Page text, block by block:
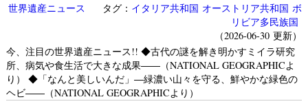
世界遺産ニュース タグ： イタリア共和国 オーストリア共和国 ボ
リビア多民族国
（2026-06-30 更新）
今、注目の世界遺産ニュース!! ◆古代の謎を解き明かすミイラ研究
所、病気や食生活で大きな成果――（NATIONAL GEOGRAPHICよ
り） ◆「なんと美しいんだ」―緑濃い山々を守る、鮮やかな緑色の
ヘビ――（NATIONAL GEOGRAPHICより）